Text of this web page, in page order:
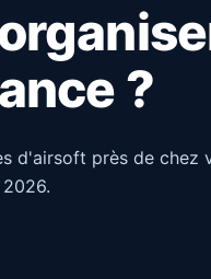
?
d'airsoft près de chez